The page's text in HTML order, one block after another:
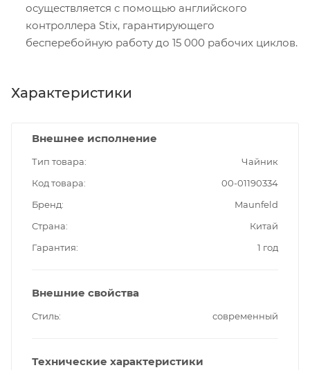
осуществляется с помощью английского
контроллера Stix, гарантирующего
бесперебойную работу до 15 000 рабочих циклов.
Характеристики
Внешнее исполнение
Тип товара
Чайник
Код товара
00-01190334
Бренд
Maunfeld
Страна
Китай
Гарантия
1 год
Внешние свойства
Стиль современный
Технические характеристики